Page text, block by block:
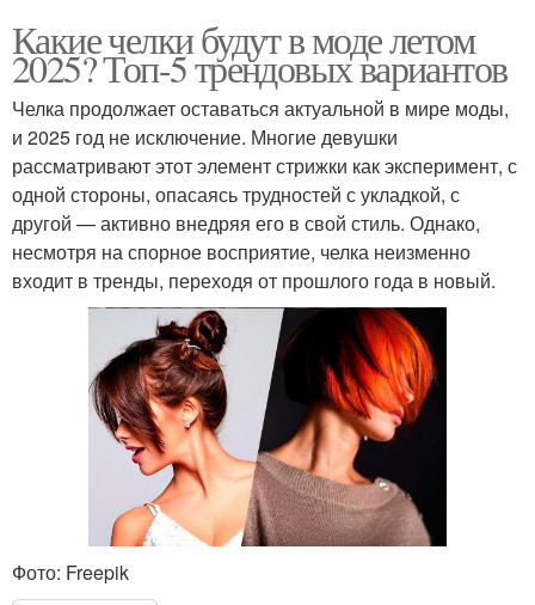
Какие челки будут в моде летом
2025? Топ-5 трендовых вариантов
Челка продолжает оставаться актуальной в мире моды,
и 2025 год не исключение. Многие девушки
рассматривают этот элемент стрижки как эксперимент, с
одной стороны, опасаясь трудностей с укладкой, с
другой — активно внедряя его в свой стиль. Однако,
несмотря на спорное восприятие, челка неизменно
входит в тренды, переходя от прошлого года в новый.
Фото: Freepik